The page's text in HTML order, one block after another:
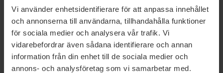
Vi använder enhetsidentifierare för att anpassa innehållet
och annonserna till användarna, tillhandahålla funktioner
för sociala medier och analysera vår trafik. Vi
vidarebefordrar även sådana identifierare och annan
information från din enhet till de sociala medier och
annons- och analysföretag som vi samarbetar med.
39 kr
Omnipollo Perikles Pilsner
Alkoholfri Öl 0.5% 33cl
Köp
50 kr
Omnipollo Bianca Godfeather
Alkoholfri Öl 33cl
Köp